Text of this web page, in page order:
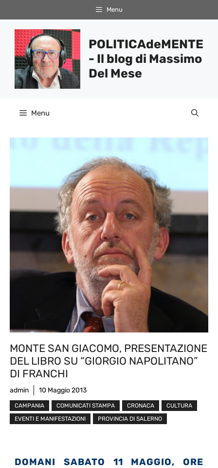
al
contenuto
Menu
POLITICAdeMENTE
- Il blog di Massimo
Del Mese
Menu
MONTE SAN GIACOMO, PRESENTAZIONE
DEL LIBRO SU “GIORGIO NAPOLITANO”
DI FRANCHI
admin 10 Maggio 2013
CAMPANIA COMUNICATI STAMPA CRONACA
CULTURA
EVENTI E MANIFESTAZIONI
PROVINCIA DI SALERNO
DOMANI SABATO 11 MAGGIO, ORE